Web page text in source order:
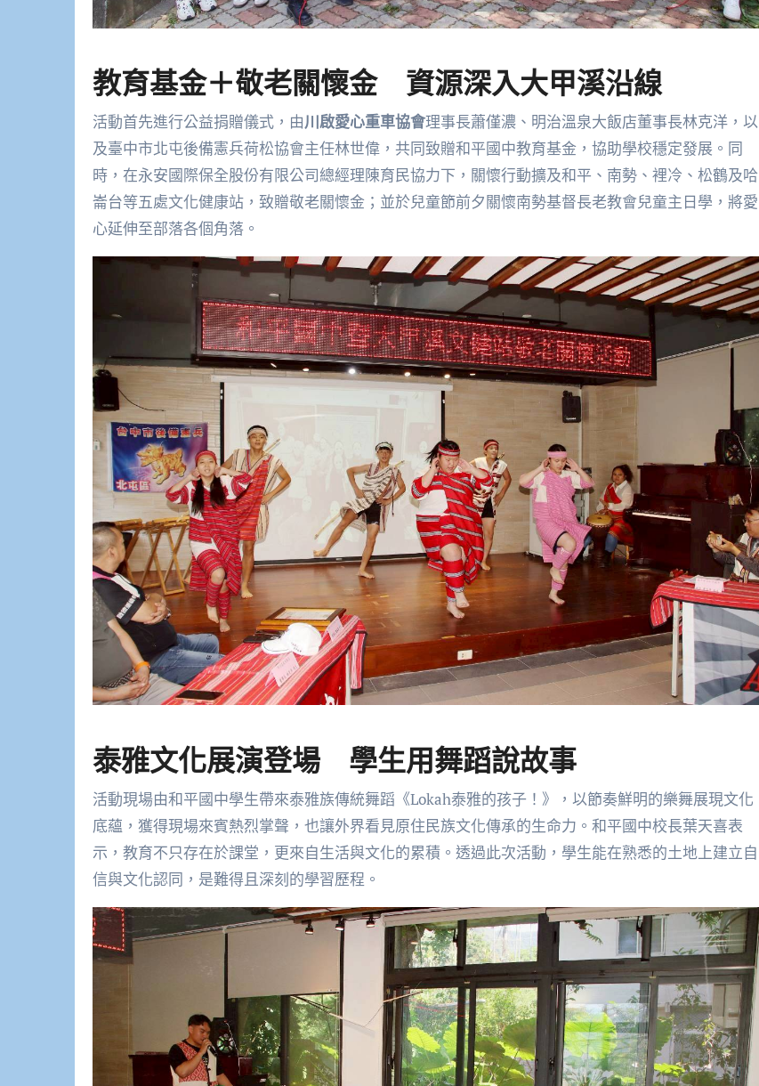
教育基金＋敬老關懷金 資源深入大甲溪沿線
活動首先進行公益捐贈儀式，由川啟愛心重車協會理事長蕭僅濃、明治溫泉大飯店董事長林克洋，以
及臺中市北屯後備憲兵荷松協會主任林世偉，共同致贈和平國中教育基金，協助學校穩定發展。同
時，在永安國際保全股份有限公司總經理陳育民協力下，關懷行動擴及和平、南勢、裡冷、松鶴及哈
崙台等五處文化健康站，致贈敬老關懷金；並於兒童節前夕關懷南勢基督長老教會兒童主日學，將愛
心延伸至部落各個角落。
泰雅文化展演登場 學生用舞蹈說故事
活動現場由和平國中學生帶來泰雅族傳統舞蹈《Lokah泰雅的孩子！》，以節奏鮮明的樂舞展現文化
底蘊，獲得現場來賓熱烈掌聲，也讓外界看見原住民族文化傳承的生命力。和平國中校長葉天喜表
示，教育不只存在於課堂，更來自生活與文化的累積。透過此次活動，學生能在熟悉的土地上建立自
信與文化認同，是難得且深刻的學習歷程。